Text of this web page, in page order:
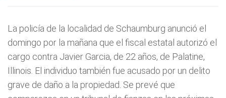
La policía de la localidad de Schaumburg anunció el
domingo por la mañana que el fiscal estatal autorizó el
cargo contra Javier Garcia, de 22 años, de Palatine,
Illinois. El individuo también fue acusado por un delito
grave de daño a la propiedad. Se prevé que